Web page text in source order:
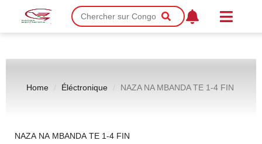
Home Éléctronique NAZA NA MBANDA TE 1-4 FIN
NAZA NA MBANDA TE 1-4 FIN